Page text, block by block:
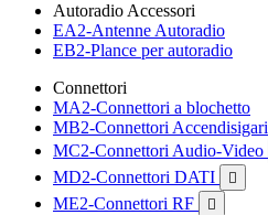
Autoradio Accessori
EA2-Antenne Autoradio
EB2-Plance per autoradio
Connettori
MA2-Connettori a blochetto
MB2-Connettori Accendisigari
MC2-Connettori Audio-Video
MD2-Connettori DATI 
ME2-Connettori RF 